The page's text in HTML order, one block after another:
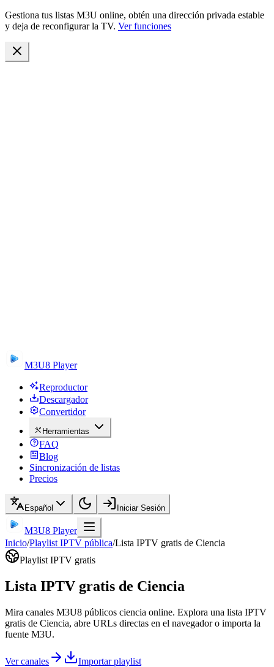
Gestiona tus listas M3U online, obtén una dirección privada estable
y deja de reconfigurar la TV. Ver funciones
M3U8 Player
Reproductor
Descargador
Convertidor
Herramientas
FAQ
Blog
Sincronización de listas
Precios
Español Iniciar Sesión
M3U8 Player
Inicio/Playlist IPTV pública/Lista IPTV gratis de Ciencia
Playlist IPTV gratis
Lista IPTV gratis de Ciencia
Mira canales M3U8 públicos ciencia online. Explora una lista IPTV
gratis de Ciencia, abre URLs directas en el navegador o importa la
fuente M3U.
Ver canales Importar playlist